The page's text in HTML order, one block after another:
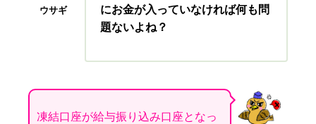
ウサギ
にお金が入っていなければ何も問
題ないよね？
凍結口座が給与振り込み口座となっ